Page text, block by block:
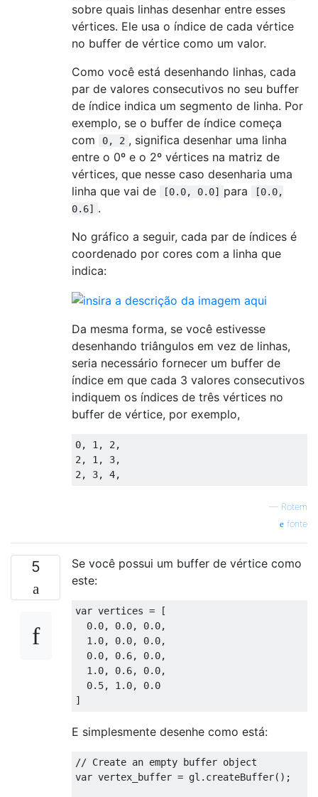
sobre quais linhas desenhar entre esses
vértices. Ele usa o índice de cada vértice
no buffer de vértice como um valor.
Como você está desenhando linhas, cada
par de valores consecutivos no seu buffer
de índice indica um segmento de linha. Por
exemplo, se o buffer de índice começa
com
0, 2 , significa desenhar uma linha
entre o 0º e o 2º vértices na matriz de
vértices, que nesse caso desenharia uma
linha que vai de
[0.0, 0.0] para
[0.0,
0.6]
.
No gráfico a seguir, cada par de índices é
coordenado por cores com a linha que
indica:
Da mesma forma, se você estivesse
desenhando triângulos em vez de linhas,
seria necessário fornecer um buffer de
índice em que cada 3 valores consecutivos
indiquem os índices de três vértices no
buffer de vértice, por exemplo,
0, 1, 2,
2, 1, 3,
— Rotem
fonte
5
Se você possui um buffer de vértice como
este:
var vertices = [
  0.0, 0.0, 0.0,
  1.0, 0.0, 0.0,
  0.0, 0.6, 0.0,
  1.0, 0.6, 0.0,
  0.5, 1.0, 0.0
E simplesmente desenhe como está:
// Create an empty buffer object
var vertex_buffer = gl.createBuffer();